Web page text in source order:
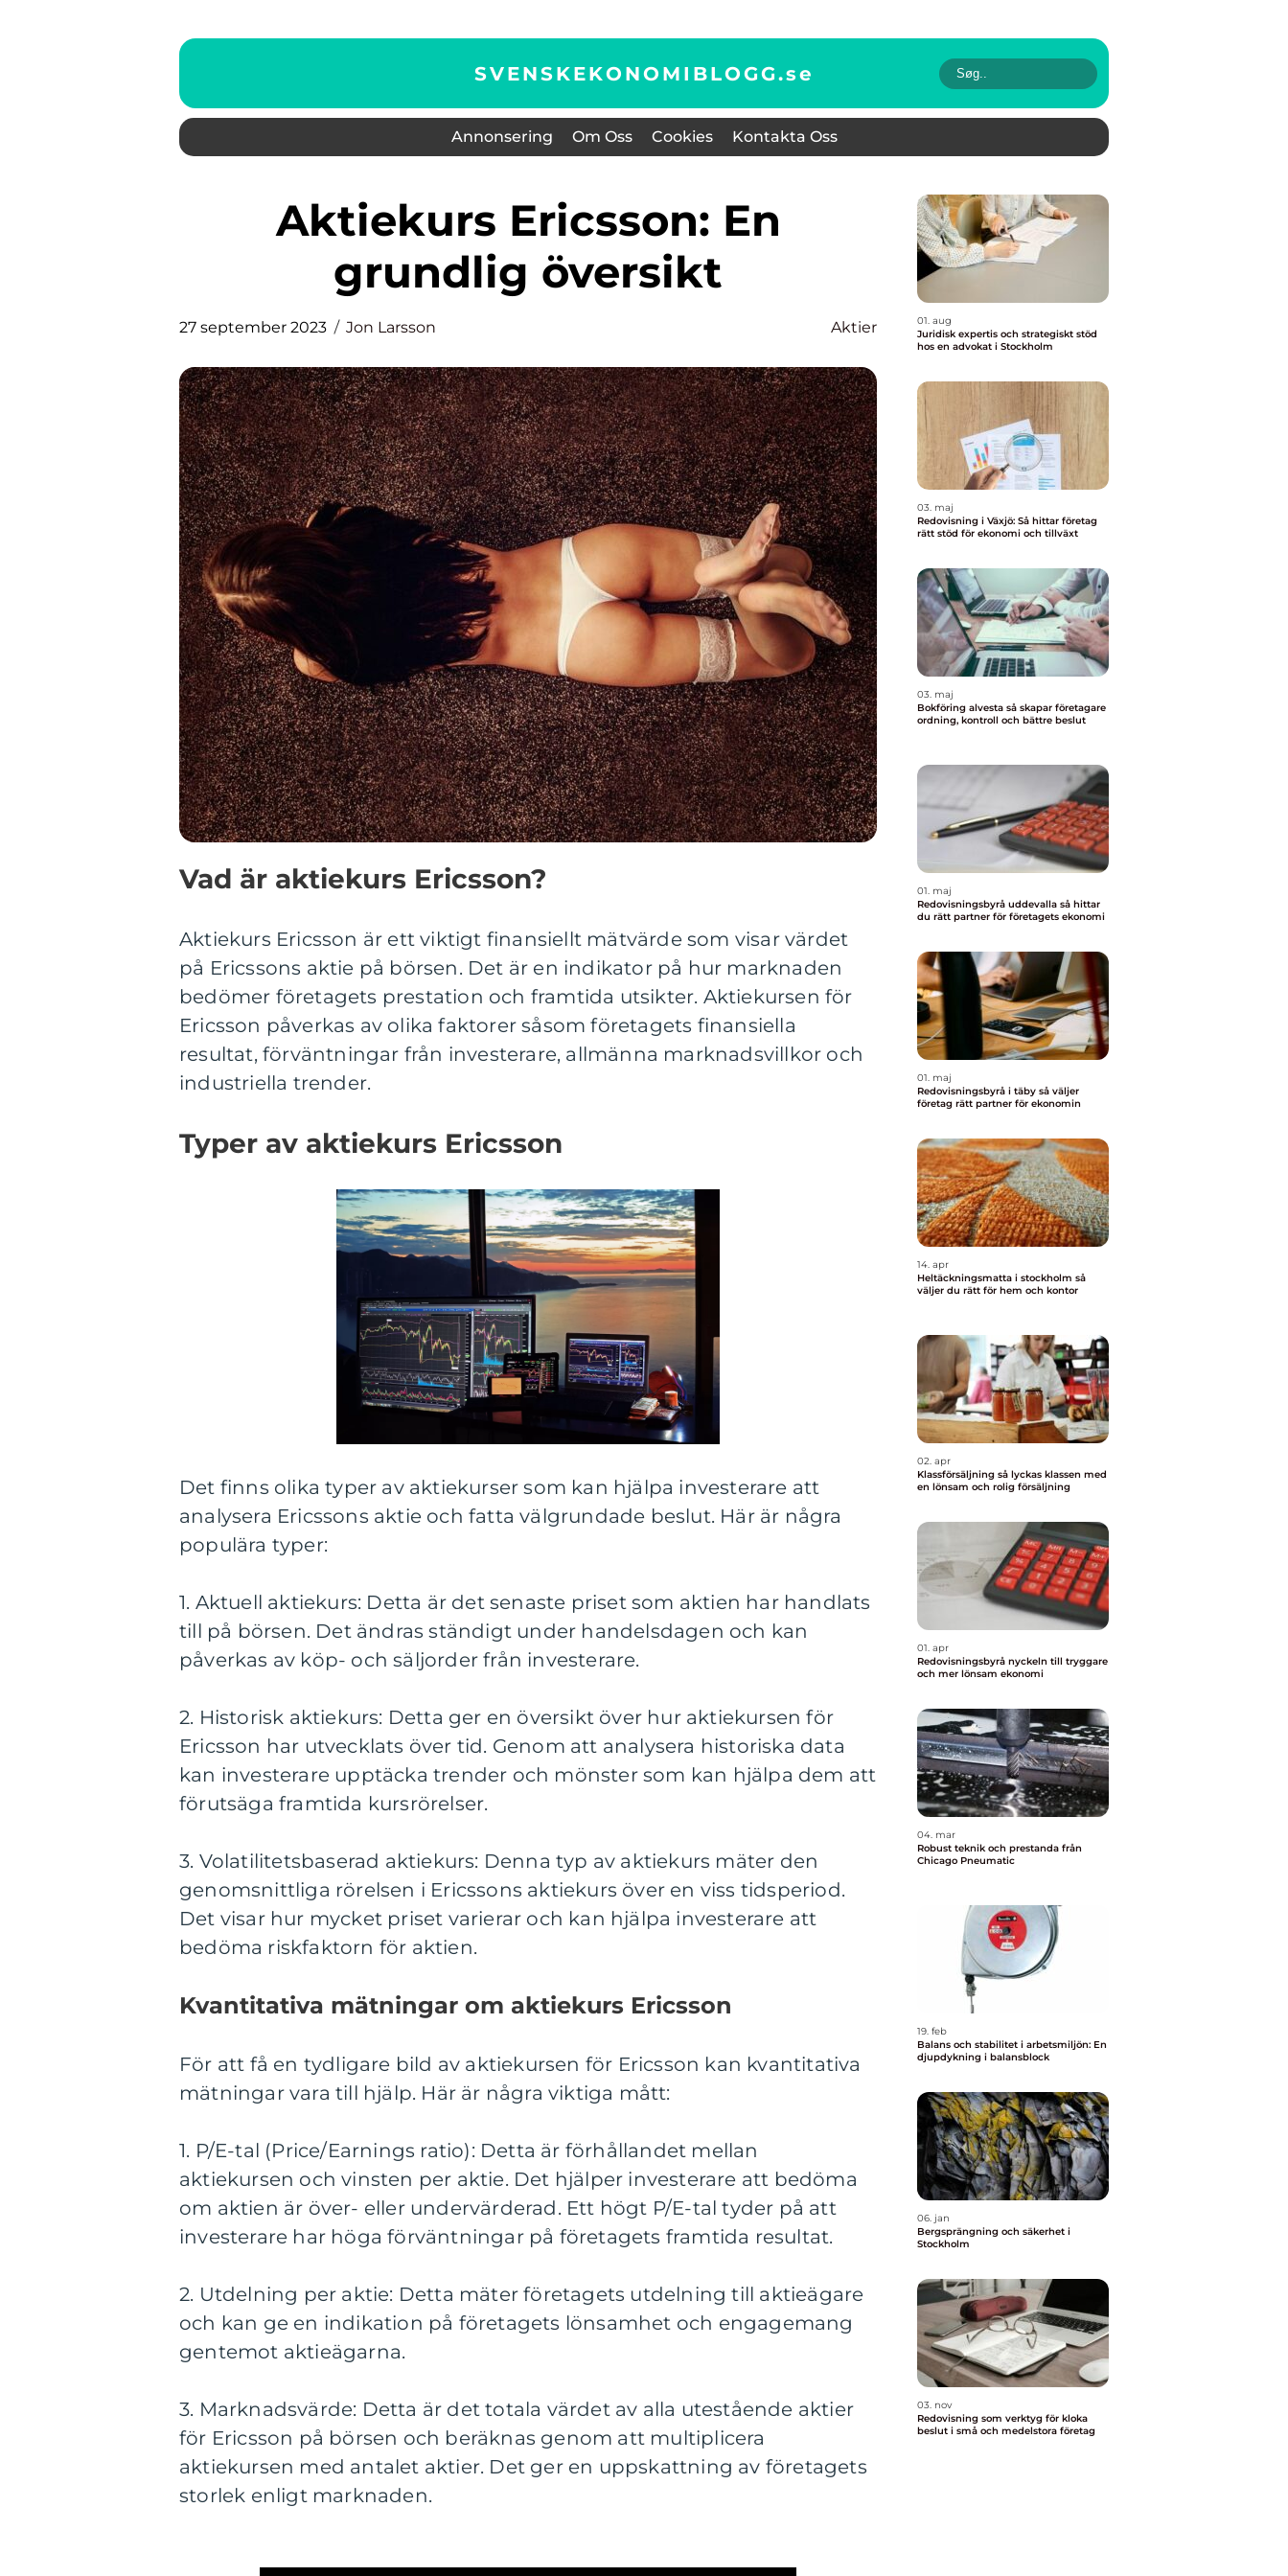
SVENSKEKONOMIBLOGG.se
Annonsering Om Oss Cookies Kontakta Oss
Aktiekurs Ericsson: En
grundlig översikt
27 september 2023 Jon Larsson Aktier
Vad är aktiekurs Ericsson?
Aktiekurs Ericsson är ett viktigt finansiellt mätvärde som visar värdet
på Ericssons aktie på börsen. Det är en indikator på hur marknaden
bedömer företagets prestation och framtida utsikter. Aktiekursen för
Ericsson påverkas av olika faktorer såsom företagets finansiella
resultat, förväntningar från investerare, allmänna marknadsvillkor och
industriella trender.
Typer av aktiekurs Ericsson
Det finns olika typer av aktiekurser som kan hjälpa investerare att
analysera Ericssons aktie och fatta välgrundade beslut. Här är några
populära typer:
1. Aktuell aktiekurs: Detta är det senaste priset som aktien har handlats
till på börsen. Det ändras ständigt under handelsdagen och kan
påverkas av köp- och säljorder från investerare.
2. Historisk aktiekurs: Detta ger en översikt över hur aktiekursen för
Ericsson har utvecklats över tid. Genom att analysera historiska data
kan investerare upptäcka trender och mönster som kan hjälpa dem att
förutsäga framtida kursrörelser.
3. Volatilitetsbaserad aktiekurs: Denna typ av aktiekurs mäter den
genomsnittliga rörelsen i Ericssons aktiekurs över en viss tidsperiod.
Det visar hur mycket priset varierar och kan hjälpa investerare att
bedöma riskfaktorn för aktien.
Kvantitativa mätningar om aktiekurs Ericsson
För att få en tydligare bild av aktiekursen för Ericsson kan kvantitativa
mätningar vara till hjälp. Här är några viktiga mått:
1. P/E-tal (Price/Earnings ratio): Detta är förhållandet mellan
aktiekursen och vinsten per aktie. Det hjälper investerare att bedöma
om aktien är över- eller undervärderad. Ett högt P/E-tal tyder på att
investerare har höga förväntningar på företagets framtida resultat.
2. Utdelning per aktie: Detta mäter företagets utdelning till aktieägare
och kan ge en indikation på företagets lönsamhet och engagemang
gentemot aktieägarna.
3. Marknadsvärde: Detta är det totala värdet av alla utestående aktier
för Ericsson på börsen och beräknas genom att multiplicera
aktiekursen med antalet aktier. Det ger en uppskattning av företagets
storlek enligt marknaden.
01. aug
Juridisk expertis och strategiskt stöd
hos en advokat i Stockholm
03. maj
Redovisning i Växjö: Så hittar företag
rätt stöd för ekonomi och tillväxt
03. maj
Bokföring alvesta så skapar företagare
ordning, kontroll och bättre beslut
01. maj
Redovisningsbyrå uddevalla så hittar
du rätt partner för företagets ekonomi
01. maj
Redovisningsbyrå i täby så väljer
företag rätt partner för ekonomin
14. apr
Heltäckningsmatta i stockholm så
väljer du rätt för hem och kontor
02. apr
Klassförsäljning så lyckas klassen med
en lönsam och rolig försäljning
01. apr
Redovisningsbyrå nyckeln till tryggare
och mer lönsam ekonomi
04. mar
Robust teknik och prestanda från
Chicago Pneumatic
19. feb
Balans och stabilitet i arbetsmiljön: En
djupdykning i balansblock
06. jan
Bergsprängning och säkerhet i
Stockholm
03. nov
Redovisning som verktyg för kloka
beslut i små och medelstora företag